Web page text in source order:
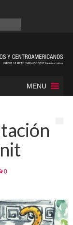
MENU
0